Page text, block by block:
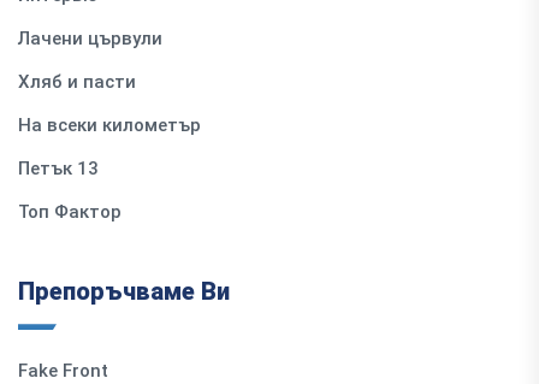
Лачени цървули
Хляб и пасти
На всеки километър
Петък 13
Топ Фактор
Препоръчваме Ви
Fake Front